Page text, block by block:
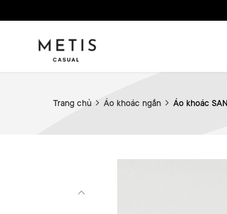
Trang chủ Áo khoác ngắn Áo khoác